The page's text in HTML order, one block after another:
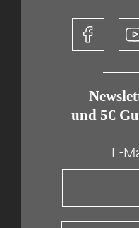
und 5€
E-